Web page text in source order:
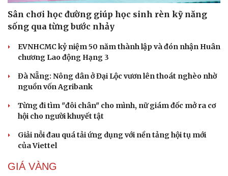
Hạt giống tâm hồn
Sân chơi học đường giúp học sinh rèn kỹ năng
sống qua từng bước nhảy
EVNHCMC kỷ niệm 50 năm thành lập và đón nhận Huân
chương Lao động Hạng 3
Đà Nẵng: Nông dân ở Đại Lộc vươn lên thoát nghèo nhờ
nguồn vốn Agribank
Từng đi tìm "đôi chân" cho mình, nữ giám đốc mở ra cơ
hội cho người khuyết tật
Giải nỗi đau quá tải ứng dụng với nền tảng hội tụ mới
của Viettel
GIÁ VÀNG